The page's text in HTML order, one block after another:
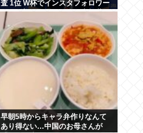
査 1位 W杯でインスタフォロワー
127万増 人気爆発 …2位 高橋藍 3
位 大谷翔平
早朝5時からキャラ弁作りなんて
あり得ない…中国のお母さんが